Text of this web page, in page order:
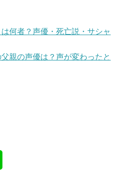
は何者？声優・死亡説・サシャ
親の声優は？声が変わったと